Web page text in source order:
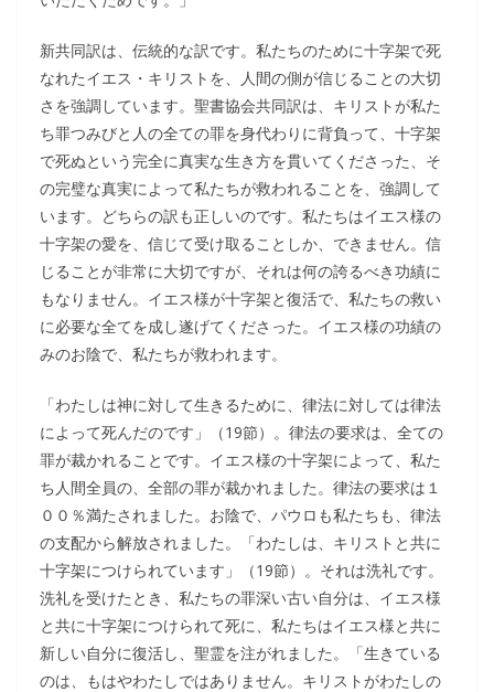
新共同訳は、伝統的な訳です。私たちのために十字架で死
なれたイエス・キリストを、人間の側が信じることの大切
さを強調しています。聖書協会共同訳は、キリストが私た
ち罪つみびと人の全ての罪を身代わりに背負って、十字架
で死ぬという完全に真実な生き方を貫いてくださった、そ
の完璧な真実によって私たちが救われることを、強調して
います。どちらの訳も正しいのです。私たちはイエス様の
十字架の愛を、信じて受け取ることしか、できません。信
じることが非常に大切ですが、それは何の誇るべき功績に
もなりません。イエス様が十字架と復活で、私たちの救い
に必要な全てを成し遂げてくださった。イエス様の功績の
みのお陰で、私たちが救われます。
「わたしは神に対して生きるために、律法に対しては律法
によって死んだのです」（19節）。律法の要求は、全ての
罪が裁かれることです。イエス様の十字架によって、私た
ち人間全員の、全部の罪が裁かれました。律法の要求は１
００％満たされました。お陰で、パウロも私たちも、律法
の支配から解放されました。「わたしは、キリストと共に
十字架につけられています」（19節）。それは洗礼です。
洗礼を受けたとき、私たちの罪深い古い自分は、イエス様
と共に十字架につけられて死に、私たちはイエス様と共に
新しい自分に復活し、聖霊を注がれました。「生きている
のは、もはやわたしではありません。キリストがわたしの